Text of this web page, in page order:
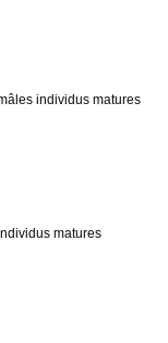
individus matures
matures